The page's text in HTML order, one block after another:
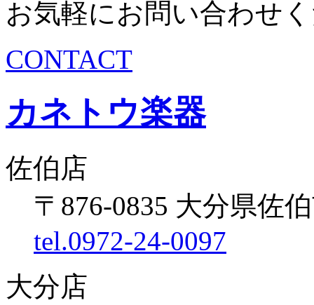
お気軽にお問い合わせ
CONTACT
カネトウ楽器
佐伯店
〒876-0835 大分県佐
tel.0972-24-0097
大分店